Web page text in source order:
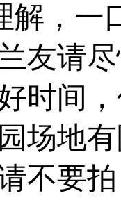
解，一
友请
时间
场地
不要